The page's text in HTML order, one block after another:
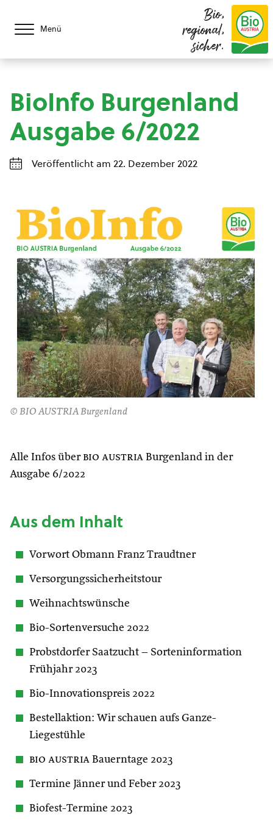
Menü
Bio,
regional,
sicher.
BioInfo Burgenland
Ausgabe 6/2022
Veröffentlicht am 22. Dezember 2022
© BIO AUSTRIA Burgenland
Alle Infos über bio austria Burgenland in der
Ausgabe 6/2022
Aus dem Inhalt
Vorwort Obmann Franz Traudtner
Versorgungssicherheitstour
Weihnachtswünsche
Bio-Sortenversuche 2022
Probstdorfer Saatzucht – Sorteninformation
Frühjahr 2023
Bio-Innovationspreis 2022
Bestellaktion: Wir schauen aufs Ganze-
Liegestühle
bio austria Bauerntage 2023
Termine Jänner und Feber 2023
Biofest-Termine 2023